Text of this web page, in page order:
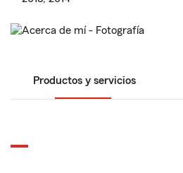
Productos y servicios